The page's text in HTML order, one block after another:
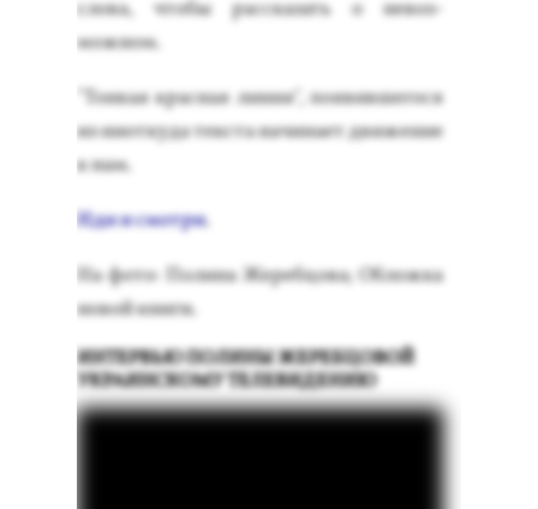
сло­ва, что­бы рас­ска­зать о не­воз­
можном.
"Тон­кая крас­ная ли­ния", по­явив­ше­гося
из ни­от­ку­да тек­ста на­чина­ет дви­жение
к нам.
Иди и смот­ри.
На фо­то: По­лина Же­реб­цо­ва; Об­ложка
но­вой кни­ги.
ИНТЕРВЬЮ ПОЛИНЫ ЖЕРЕБЦОВОЙ
УКРАИНСКОМУ ТЕЛЕВИДЕНИЮ